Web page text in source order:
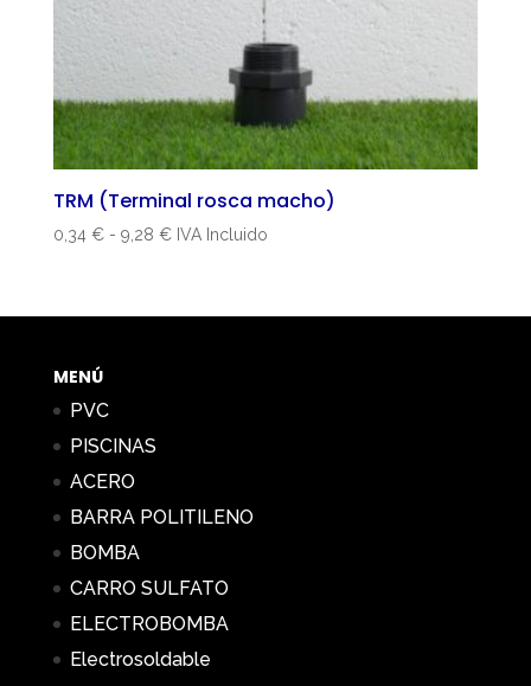
TRM (Terminal rosca macho)
0,34 € - 9,28 €Rango
desde
IVA Incluido
MENÚ
PVC
PISCINAS
ACERO
BARRA POLITILENO
BOMBA
CARRO SULFATO
ELECTROBOMBA
Electrosoldable